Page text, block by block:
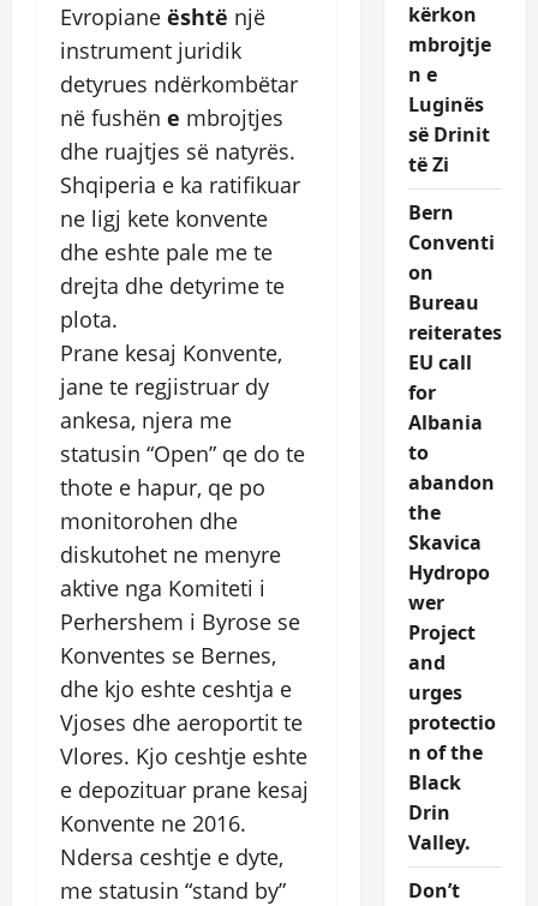
Evropiane është një
instrument juridik
detyrues ndërkombëtar
në fushën e mbrojtjes
dhe ruajtjes së natyrës.
Shqiperia e ka ratifikuar
ne ligj kete konvente
dhe eshte pale me te
drejta dhe detyrime te
plota.
Prane kesaj Konvente,
jane te regjistruar dy
ankesa, njera me
statusin “Open” qe do te
thote e hapur, qe po
monitorohen dhe
diskutohet ne menyre
aktive nga Komiteti i
Perhershem i Byrose se
Konventes se Bernes,
dhe kjo eshte ceshtja e
Vjoses dhe aeroportit te
Vlores. Kjo ceshtje eshte
e depozituar prane kesaj
Konvente ne 2016.
Ndersa ceshtje e dyte,
me statusin “stand by”
kërkon
mbrojtje
n e
Luginës
së Drinit
të Zi
Bern
Conventi
on
Bureau
reiterates
EU call
for
Albania
to
abandon
the
Skavica
Hydropo
wer
Project
and
urges
protectio
n of the
Black
Drin
Valley.
Don’t